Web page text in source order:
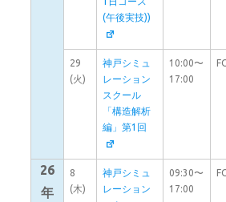
(午後実技))
29
(火)
神戸シミュ
レーション
スクール
「構造解析
編」第1回
10:00〜
17:00
26
年
8
(木)
神戸シミュ
レーション
09:30〜
17:00